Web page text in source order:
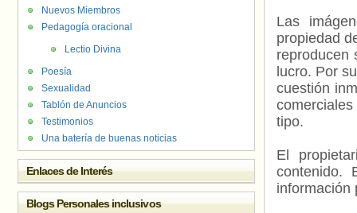
Las
propiedad
reproducen
lucro. Por
cuestión
tipo.
El
contenido.
información
Nuevos Miembros
Pedagogía oracional
Lectio Divina
Poesía
Sexualidad
Tablón de Anuncios
Testimonios
Una batería de buenas noticias
Enlaces de Interés
Blogs Personales inclusivos